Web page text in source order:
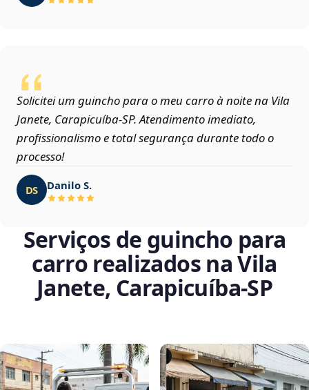
Solicitei um guincho para o meu carro à noite na Vila
Janete, Carapicuíba‑SP. Atendimento imediato,
profissionalismo e total segurança durante todo o
processo!
DS Danilo S.
Serviços de guincho para
carro realizados na Vila
Janete, Carapicuíba‑SP